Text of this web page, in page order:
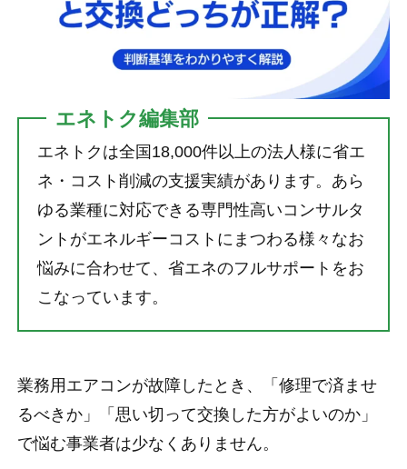
エネトク編集部
エネトクは全国18,000件以上の法人様に省エ
ネ・コスト削減の支援実績があります。あら
ゆる業種に対応できる専門性高いコンサルタ
ントがエネルギーコストにまつわる様々なお
悩みに合わせて、省エネのフルサポートをお
こなっています。
業務用エアコンが故障したとき、「修理で済ませ
るべきか」「思い切って交換した方がよいのか」
で悩む事業者は少なくありません。